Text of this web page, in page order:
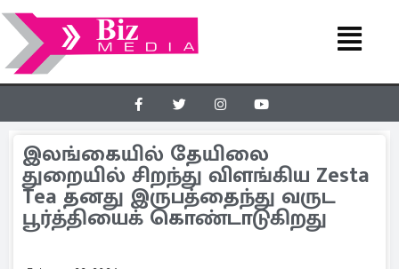
இலங்கையில் தேயிலை
துறையில் சிறந்து விளங்கிய Zesta
Tea தனது இருபத்தைந்து வருட
பூர்த்தியைக் கொண்டாடுகிறது